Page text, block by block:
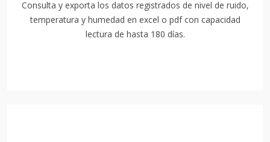
Consulta y exporta los datos registrados de nivel de ruido,
temperatura y humedad en excel o pdf con capacidad
lectura de hasta 180 días.